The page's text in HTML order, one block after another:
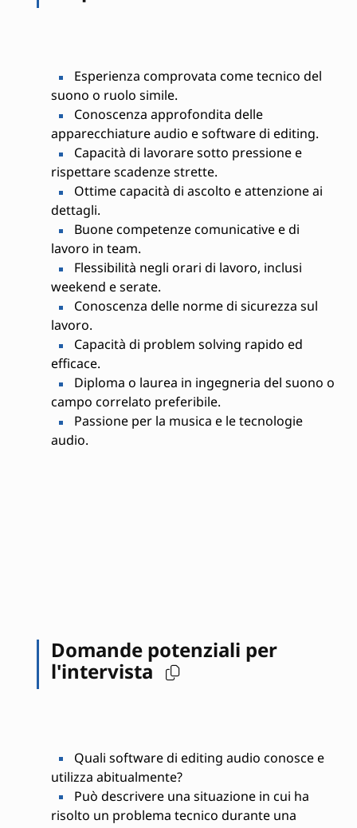
Esperienza comprovata come tecnico del
suono o ruolo simile.
Conoscenza approfondita delle
apparecchiature audio e software di editing.
Capacità di lavorare sotto pressione e
rispettare scadenze strette.
Ottime capacità di ascolto e attenzione ai
dettagli.
Buone competenze comunicative e di
lavoro in team.
Flessibilità negli orari di lavoro, inclusi
weekend e serate.
Conoscenza delle norme di sicurezza sul
lavoro.
Capacità di problem solving rapido ed
efficace.
Diploma o laurea in ingegneria del suono o
campo correlato preferibile.
Passione per la musica e le tecnologie
audio.
Domande potenziali per
l'intervista
Quali software di editing audio conosce e
utilizza abitualmente?
Può descrivere una situazione in cui ha
risolto un problema tecnico durante una